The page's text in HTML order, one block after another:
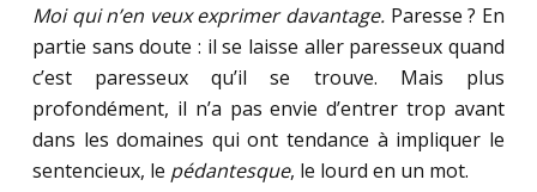
Moi qui n’en veux exprimer davantage. Paresse ? En
partie sans doute : il se laisse aller paresseux quand
c’est paresseux qu’il se trouve. Mais plus
profondément, il n’a pas envie d’entrer trop avant
dans les domaines qui ont tendance à impliquer le
sentencieux, le pédantesque, le lourd en un mot.